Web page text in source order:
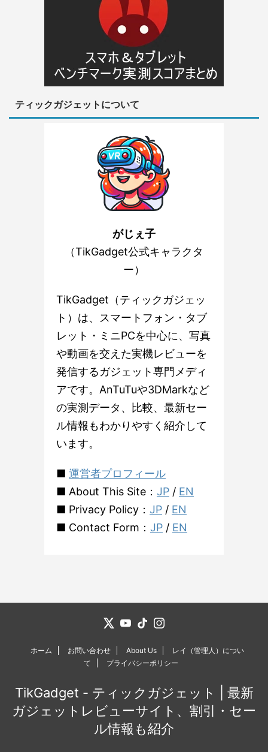
ティックガジェットについて
がじぇ子
（TikGadget公式キャラクタ
ー）
TikGadget（ティックガジェッ
ト）は、スマートフォン・タブ
レット・ミニPCを中心に、写真
や動画を交えた実機レビューを
発信するガジェット専門メディ
アです。AnTuTuや3DMarkなど
の実測データ、比較、最新セー
ル情報もわかりやすく紹介して
います。
■ 運営者プロフィール
■ About This Site： JP / EN
■ Privacy Policy： JP / EN
■ Contact Form： JP / EN
ホーム お問い合わせ About Us
レイ（管理人）につい
て
プライバシーポリシー
TikGadget - ティックガジェット | 最新
ガジェットレビューサイト、割引・セー
ル情報も紹介